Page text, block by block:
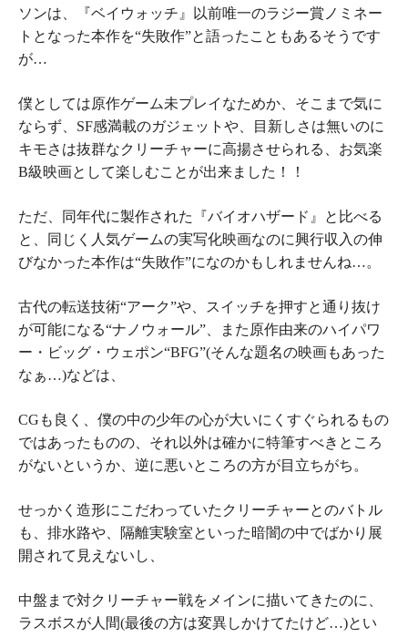
ソンは、『ベイウォッチ 』以前唯一のラジー賞ノミネー
トとなった本作を“失敗作”と語ったこともあるそうです
が…
僕としては原作ゲーム未プレイなためか、そこまで気に
ならず、SF感満載のガジェットや、目新しさは無いのに
キモさは抜群なクリーチャーに高揚させられる、お気楽
B級映画として楽しむことが出来ました！！
ただ、同年代に製作された『バイオハザード 』と比べる
と、同じく人気ゲームの実写化映画なのに興行収入の伸
びなかった本作は“失敗作”になのかもしれませんね…。
古代の転送技術“アーク”や、スイッチを押すと通り抜け
が可能になる“ナノウォール”、また原作由来のハイパワ
ー・ビッグ・ウェポン“BFG”(そんな題名の映画もあった
なぁ…)などは、
CGも良く、僕の中の少年の心が大いにくすぐられるもの
ではあったものの、それ以外は確かに特筆すべきところ
がないというか、逆に悪いところの方が目立ちがち。
せっかく造形にこだわっていたクリーチャーとのバトル
も、排水路や、隔離実験室といった暗闇の中でばかり展
開されて見えないし、
中盤まで対クリーチャー戦をメインに描いてきたのに、
ラスボスが人間(最後の方は変異しかけてたけど…)とい